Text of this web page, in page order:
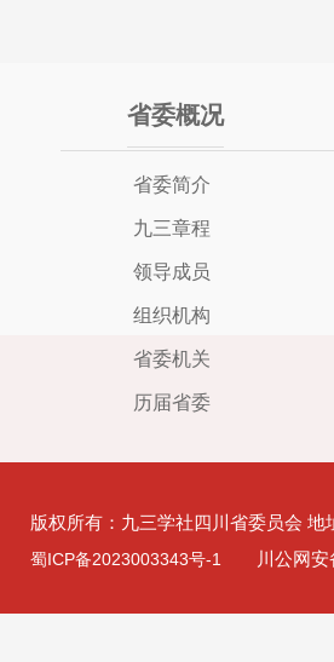
省委概况
省委简介
九三章程
领导成员
组织机构
省委机关
历届省委
版权所有：九三学社四川省委员会
蜀ICP备2023003343号-1 川公网